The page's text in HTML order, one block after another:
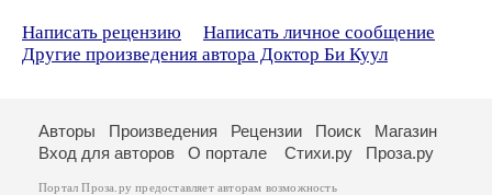
Написать рецензию
Написать личное сообщение
Другие произведения автора Доктор Би Куул
Авторы Произведения Рецензии Поиск
Магазин
Вход для авторов
О портале Стихи.ру Проза.ру
Портал Проза.ру предоставляет авторам возможность